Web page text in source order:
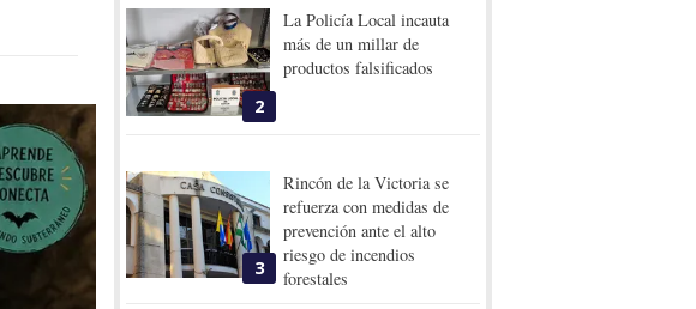
2
La Policía Local incauta
más de un millar de
productos falsificados
3
Rincón de la Victoria se
refuerza con medidas de
prevención ante el alto
riesgo de incendios
forestales